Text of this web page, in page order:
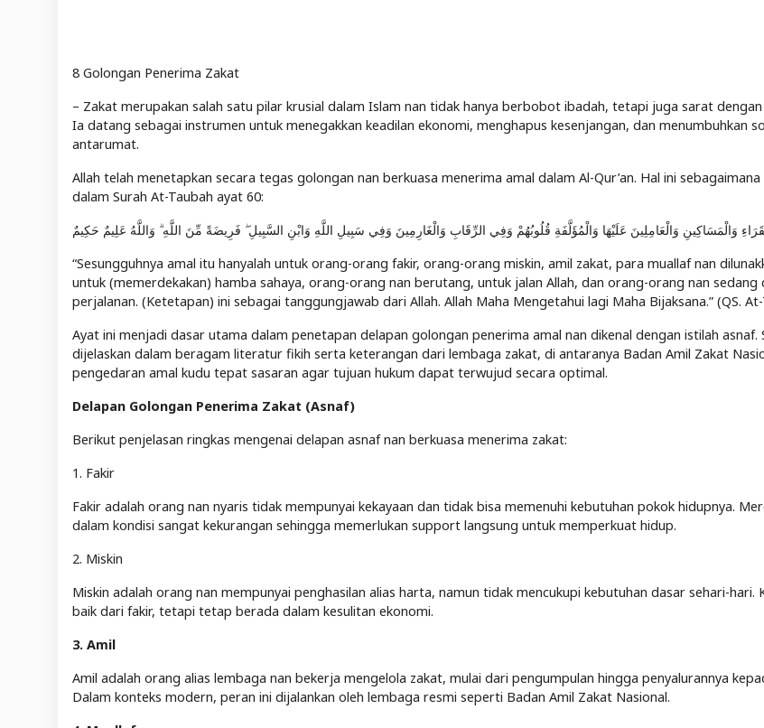
8 Golongan Penerima Zakat
– Zakat merupakan salah satu pilar krusial dalam Islam nan tidak hanya berbobot ibadah, tetapi juga sarat dengan
Ia datang sebagai instrumen untuk menegakkan keadilan ekonomi, menghapus kesenjangan, dan menumbuhkan
antarumat.
Allah telah menetapkan secara tegas golongan nan berkuasa menerima amal dalam Al-Qur’an. Hal ini
dalam Surah At-Taubah ayat 60:
وَالْمَسَاكِينِ وَالْعَامِلِينَ عَلَيْهَا وَالْمُؤَلَّفَةِ قُلُوبُهُمْ وَفِي الرِّقَابِ وَالْغَارِمِينَ وَفِي سَبِيلِ اللَّهِ وَابْنِ السَّبِيلِ ۖ فَرِيضَةً مِّنَ اللَّهِ ۗ وَاللَّهُ عَلِيمٌ حَكِيمٌ
“Sesungguhnya amal itu hanyalah untuk orang-orang fakir, orang-orang miskin, amil zakat, para muallaf nan
untuk (memerdekakan) hamba sahaya, orang-orang nan berutang, untuk jalan Allah, dan orang-orang nan sedang
perjalanan. (Ketetapan) ini sebagai tanggungjawab dari Allah. Allah Maha Mengetahui lagi Maha Bijaksana.” (QS.
Ayat ini menjadi dasar utama dalam penetapan delapan golongan penerima amal nan dikenal dengan istilah asnaf.
dijelaskan dalam beragam literatur fikih serta keterangan dari lembaga zakat, di antaranya Badan Amil Zakat
pengedaran amal kudu tepat sasaran agar tujuan hukum dapat terwujud secara optimal.
Delapan Golongan Penerima Zakat (Asnaf)
Berikut penjelasan ringkas mengenai delapan asnaf nan berkuasa menerima zakat:
1. Fakir
Fakir adalah orang nan nyaris tidak mempunyai kekayaan dan tidak bisa memenuhi kebutuhan pokok hidupnya.
dalam kondisi sangat kekurangan sehingga memerlukan support langsung untuk memperkuat hidup.
2. Miskin
Miskin adalah orang nan mempunyai penghasilan alias harta, namun tidak mencukupi kebutuhan dasar sehari-hari.
baik dari fakir, tetapi tetap berada dalam kesulitan ekonomi.
3. Amil
Amil adalah orang alias lembaga nan bekerja mengelola zakat, mulai dari pengumpulan hingga penyalurannya
Dalam konteks modern, peran ini dijalankan oleh lembaga resmi seperti Badan Amil Zakat Nasional.